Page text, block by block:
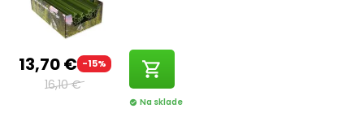
13,70 € -15%
16,10 €
shopping_cart
check_circle Na sklade